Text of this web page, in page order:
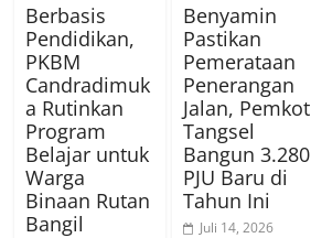
Berbasis
Pendidikan,
PKBM
Candradimuk
a Rutinkan
Program
Belajar untuk
Warga
Binaan Rutan
Bangil
Benyamin
Pastikan
Pemerataan
Penerangan
Jalan, Pemkot
Tangsel
Bangun 3.280
PJU Baru di
Tahun Ini
Juli 14, 2026